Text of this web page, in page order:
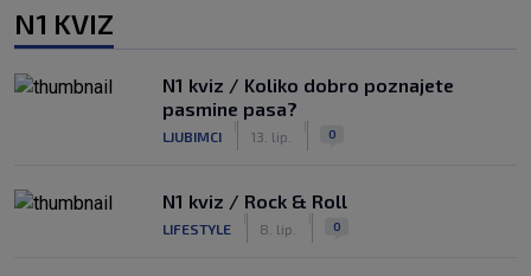
N1 KVIZ
N1 kviz / Koliko dobro poznajete
pasmine pasa?
LJUBIMCI 13. lip. 0
N1 kviz / Rock & Roll
LIFESTYLE 8. lip. 0